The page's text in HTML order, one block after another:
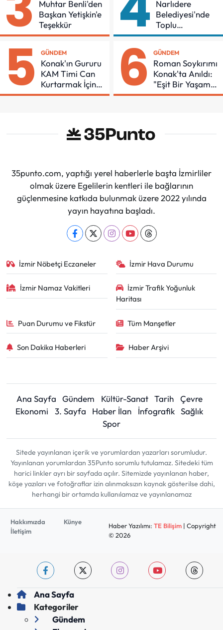
Muhtar Benli'den
Başkan Yetişkin'e
Teşekkür
Narlıdere
Belediyesi'nde
Toplu
Sözleşmeye
5 GÜNDEM
Konak'ın Gururu
KAM Timi Can
Kurtarmak İçin
Demir Aldı
6 GÜNDEM
Roman Soykırımı
Konak'ta Anıldı:
"Eşit Bir Yaşam
İçin Mücadeleyi
35punto.com, yaptığı yerel haberlerle başta İzmirliler
olmak üzere Egelilerin kentleri ile bağlarının
güçlenmesine katkıda bulunmak üzere 2022 yılında
yayın hayatına başladı.
İzmir Nöbetçi Eczaneler İzmir Hava Durumu
İzmir Namaz Vakitleri
İzmir Trafik Yoğunluk
Haritası
Puan Durumu ve Fikstür Tüm Manşetler
Son Dakika Haberleri Haber Arşivi
Ana Sayfa Gündem Kültür-Sanat Tarih
Çevre
Ekonomi
3. Sayfa Haber İlan İnfografik Sağlık
Spor
Sitede yayınlanan içerik ve yorumlardan yazarları sorumludur.
Yayınlanan yorumlardan 35Punto sorumlu tutulamaz. Sitedeki tüm
harici linkler ayrı bir sayfada açılır. Sitemizde yayınlanan haber,
köşe yazıları ve fotoğraflar izin alınmaksızın kaynak gösterilse dahi,
herhangi bir ortamda kullanılamaz ve yayınlanamaz
Hakkımızda
Künye
İletişim
Haber Yazılımı: TE Bilişim| Copyright
© 2026
Ana Sayfa
Kategoriler
Gündem